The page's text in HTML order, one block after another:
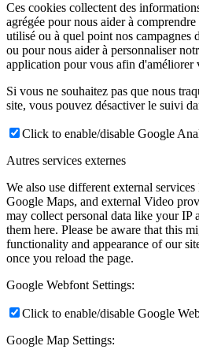
Ces cookies collectent des
agrégée pour nous aider à
utilisé ou à quel point nos campagnes
ou pour nous aider à personnaliser
application pour vous afin d'améliorer
Si vous ne souhaitez pas que nous
site, vous pouvez désactiver le suivi
Click to enable/disable Google
Autres services externes
We also use different external
Google Maps, and external Video
may collect personal data like your IP
them here. Please be aware that this
functionality and appearance of our
once you reload the page.
Google Webfont Settings:
Click to enable/disable Google
Google Map Settings: